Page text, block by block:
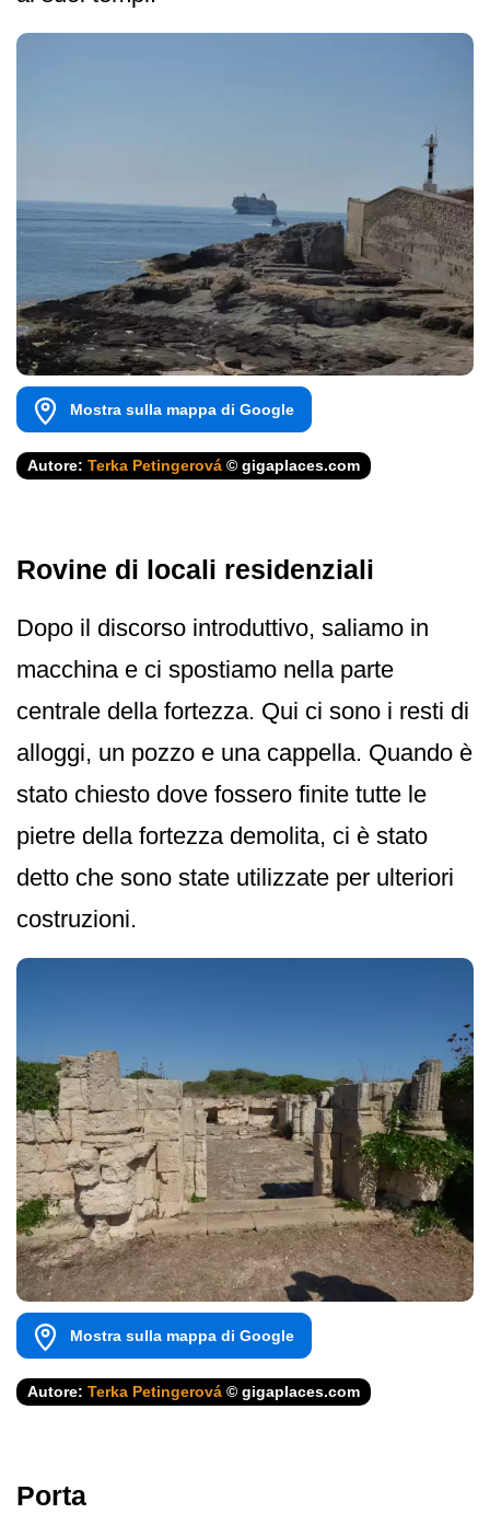
Mostra sulla mappa di Google
Autore: Terka Petingerová © gigaplaces.com
Rovine di locali residenziali
Dopo il discorso introduttivo, saliamo in
macchina e ci spostiamo nella parte
centrale della fortezza. Qui ci sono i resti di
alloggi, un pozzo e una cappella. Quando è
stato chiesto dove fossero finite tutte le
pietre della fortezza demolita, ci è stato
detto che sono state utilizzate per ulteriori
costruzioni.
Mostra sulla mappa di Google
Autore: Terka Petingerová © gigaplaces.com
Porta